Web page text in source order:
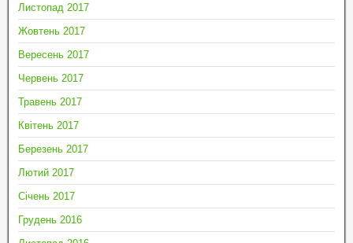
Листопад 2017
Жовтень 2017
Вересень 2017
Червень 2017
Травень 2017
Квітень 2017
Березень 2017
Лютий 2017
Січень 2017
Грудень 2016